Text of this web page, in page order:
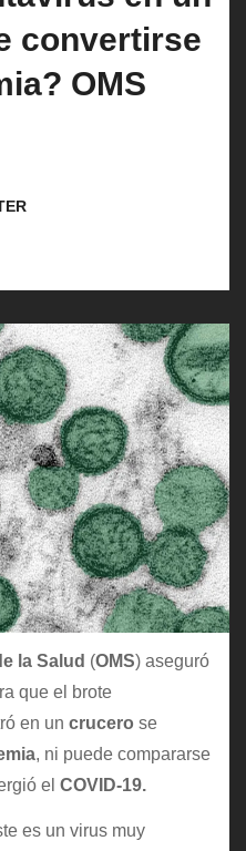
convertirse
OMS
la Salud (OMS) aseguró
que el brote
en un crucero se
, ni puede compararse
el COVID-19.
es un virus muy